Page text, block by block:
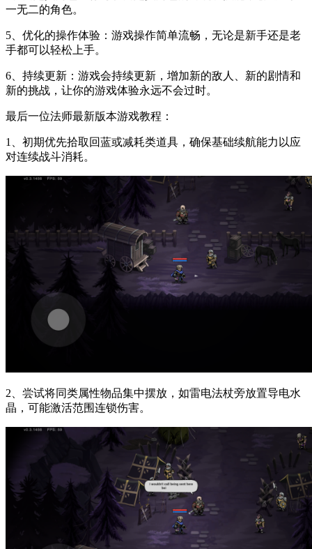
一无二的角色。
5、优化的操作体验：游戏操作简单流畅，无论是新手还是老
手都可以轻松上手。
6、持续更新：游戏会持续更新，增加新的敌人、新的剧情和
新的挑战，让你的游戏体验永远不会过时。
最后一位法师最新版本游戏教程：
1、初期优先拾取回蓝或减耗类道具，确保基础续航能力以应
对连续战斗消耗。
2、尝试将同类属性物品集中摆放，如雷电法杖旁放置导电水
晶，可能激活范围连锁伤害。